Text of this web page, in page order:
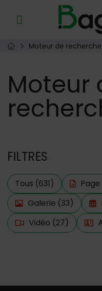
Menu de raccourcis
Page d'accueil du site
Moteur de recherche
Moteur
FILTRES
Tous (631) Page
Galerie (33)
Vidéo (27)